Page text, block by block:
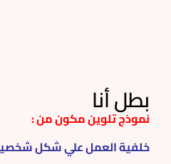
بطل أنا
نموذج تلوين مكون من :
خلفية العمل علي شكل